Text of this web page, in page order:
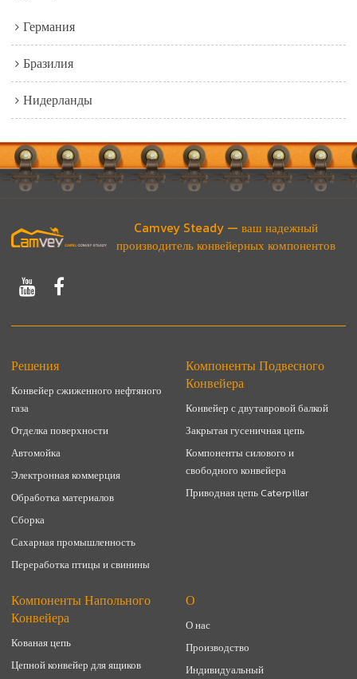
Германия
Бразилия
Нидерланды
Camvey Steady — ваш надежный
производитель конвейерных компонентов
Решения
Конвейер сжиженного нефтяного
газа
Отделка поверхности
Автомойка
Электронная коммерция
Обработка материалов
Сборка
Сахарная промышленность
Переработка птицы и свинины
Компоненты Подвесного
Конвейера
Конвейер с двутавровой балкой
Закрытая гусеничная цепь
Компоненты силового и
свободного конвейера
Приводная цепь Caterpillar
Компоненты Напольного
Конвейера
Кованая цепь
Цепной конвейер для ящиков
О
О нас
Производство
Индивидуальный